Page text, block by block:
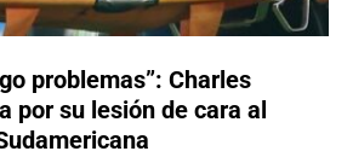
problemas”: Charles
por su lesión de cara al